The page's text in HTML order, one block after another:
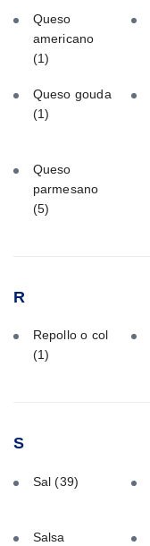
Queso
americano
(1)
Queso gouda
(1)
Queso
parmesano
(5)
R
Repollo o col
(1)
S
Sal(39)
Salsa